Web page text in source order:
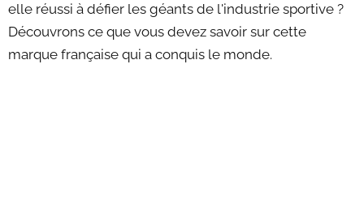
elle réussi à défier les géants de l'industrie sportive ?
Découvrons ce que vous devez savoir sur cette
marque française qui a conquis le monde.